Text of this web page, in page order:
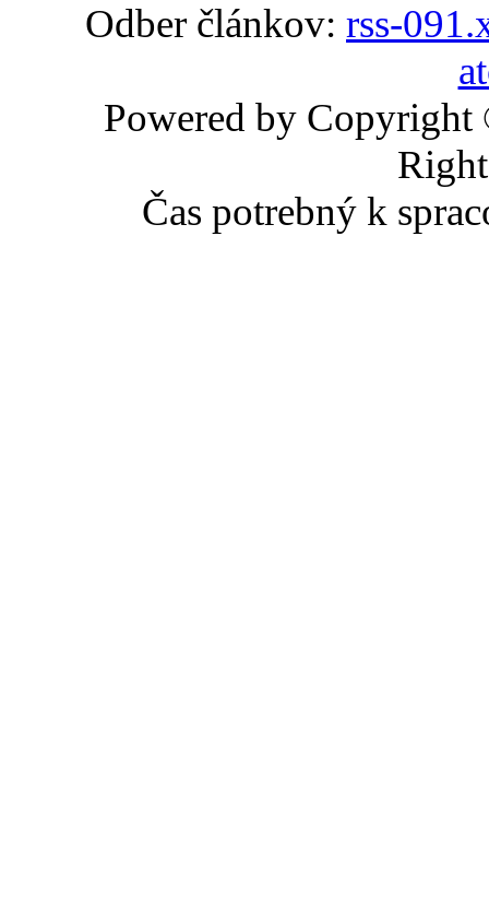
Odber článkov: rss-
Powered by
Čas potrebný k